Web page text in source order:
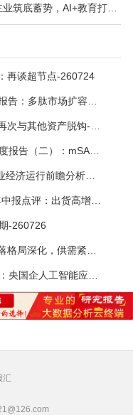
西南证券-世纪天鸿-300654-教辅主业筑底蓄势，AI+教育打开第二曲线-260729
再谈超节点-260724
爱建证券-芯碁微装-688630-公司深度报告（二）：mSAP带动LDI量价齐升，大尺寸封装打开成长空间-260722
中银国际-2026年2季度交通运输行业经济运行前瞻分析：地缘冲突致航运和航空景气度分化，交通基础设施板块总体呈现稳健特征-260724
东吴证券-宁德时代-300750-2026年中报点评：出货高增业绩稳健，回购彰显龙头信心-260726
-260726
汇